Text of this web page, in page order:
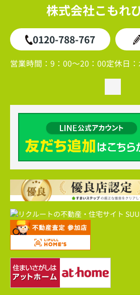
株式会社こもれ
0120-788-767
営業時間： 9：00～20：00定休日：